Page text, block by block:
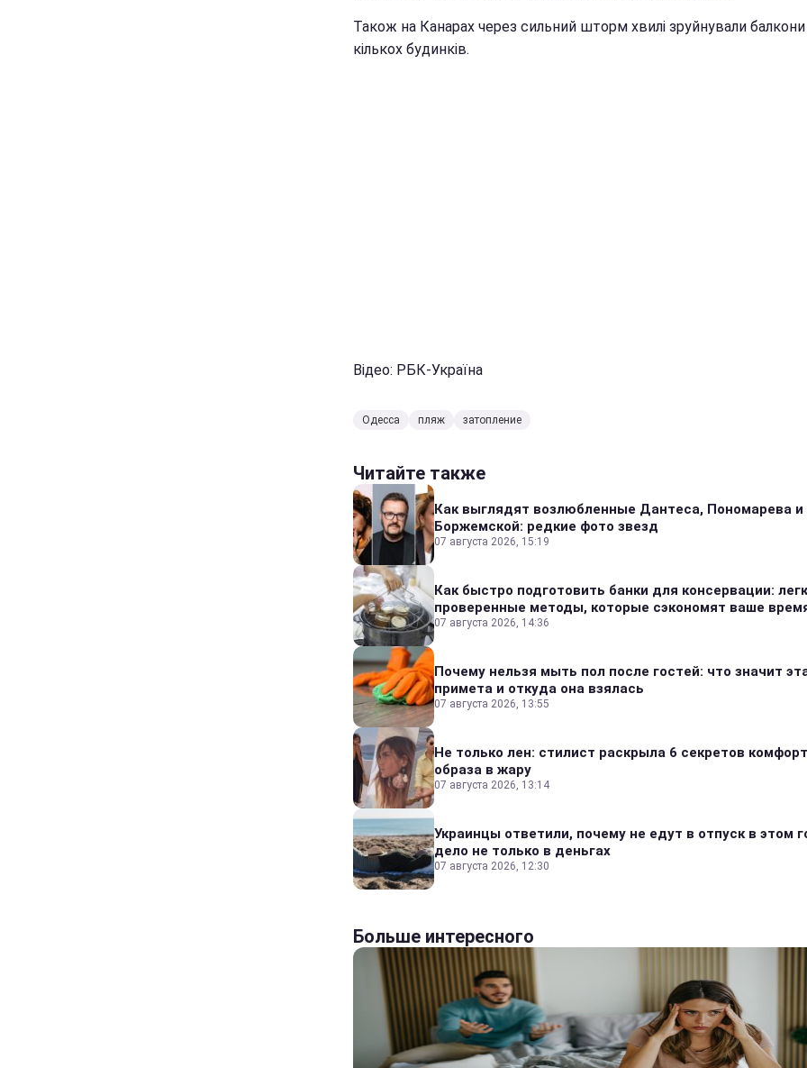
Також на Канарах через сильний шторм хвилі зруйнували балкони
кількох будинків.
Відео: РБК-Україна
Одесса пляж затопление
Читайте также
Как выглядят возлюбленные Дантеса, Пономарева и
Боржемской: редкие фото звезд
07 августа 2026, 15:19
Как быстро подготовить банки для консервации:
проверенные методы, которые сэкономят ваше
07 августа 2026, 14:36
Почему нельзя мыть пол после гостей: что значит
примета и откуда она взялась
07 августа 2026, 13:55
Не только лен: стилист раскрыла 6 секретов
образа в жару
07 августа 2026, 13:14
Украинцы ответили, почему не едут в отпуск в этом
дело не только в деньгах
07 августа 2026, 12:30
Больше интересного